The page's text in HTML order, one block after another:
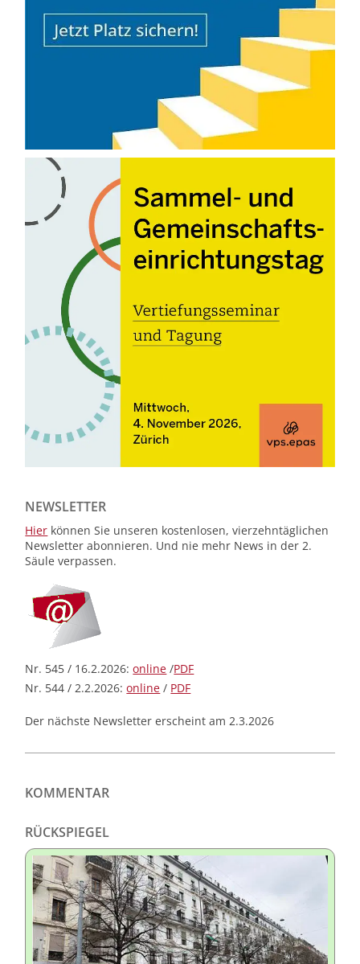
NEWSLETTER
Hier können Sie unseren kostenlosen, vierzehntäglichen
Newsletter abonnieren. Und nie mehr News in der 2.
Säule verpassen.
Nr. 545 / 16.2.2026:online /PDF
Nr. 544 / 2.2.2026:online / PDF
Der nächste Newsletter erscheint am 2.3.2026
KOMMENTAR
RÜCKSPIEGEL